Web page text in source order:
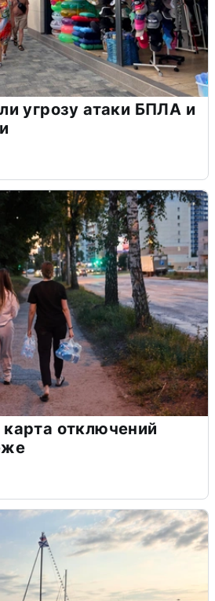
угрозу атаки БПЛА и
отключений